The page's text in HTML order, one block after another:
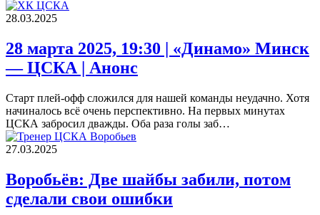
28.03.2025
28 марта 2025, 19:30 | «Динамо» Минск
— ЦСКА | Анонс
Старт плей-офф сложился для нашей команды неудачно. Хотя
начиналось всё очень перспективно. На первых минутах
ЦСКА забросил дважды. Оба раза голы заб…
27.03.2025
Воробьёв: Две шайбы забили, потом
сделали свои ошибки